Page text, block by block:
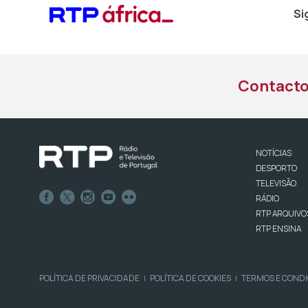
NOTÍCIAS
DESPORTO
TELEVISÃO
RÁDIO
RTP
RTP ENSINA
POLÍTICA DE PRIVACIDADE | POLÍTICA DE COOKIES | TERMOS E